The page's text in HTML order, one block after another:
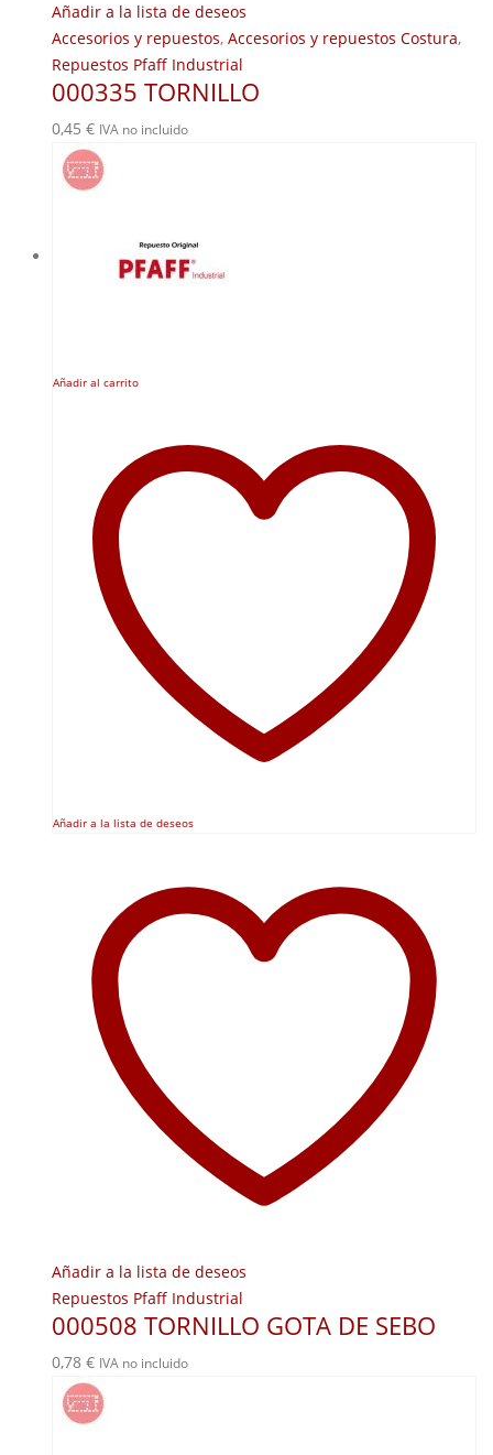
Añadir a la lista de deseos
Accesorios y repuestos, Accesorios y repuestos Costura,
Repuestos Pfaff Industrial
000335 TORNILLO
0,45 € IVA no incluido
Añadir al carrito
Añadir a la lista de deseos
Añadir a la lista de deseos
Repuestos Pfaff Industrial
000508 TORNILLO GOTA DE SEBO
0,78 € IVA no incluido